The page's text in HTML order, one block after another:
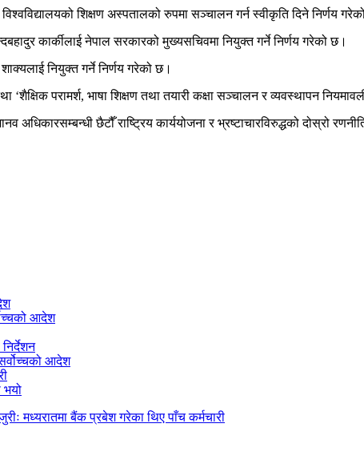
शिक्षण अस्पतालको रुपमा सञ्चालन गर्न स्वीकृति दिने निर्णय
कार्कीलाई नेपाल सरकारको मुख्यसचिवमा नियुक्त गर्ने निर्णय गरेको छ।
नियुक्त गर्ने निर्णय गरेको छ।
परामर्श, भाषा शिक्षण तथा तयारी कक्षा सञ्चालन र व्यवस्थापन
अधिकारसम्बन्धी छैटौँ राष्ट्रिय कार्ययोजना र भ्रष्टाचारविरुद्धको दोस्रो
आदेश
आदेश
भयो
मध्यरातमा बैंक प्रबेश गरेका थिए पाँच कर्मचारी